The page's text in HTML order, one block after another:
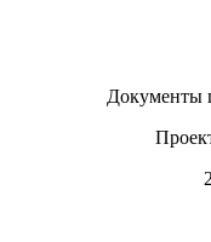
Документы